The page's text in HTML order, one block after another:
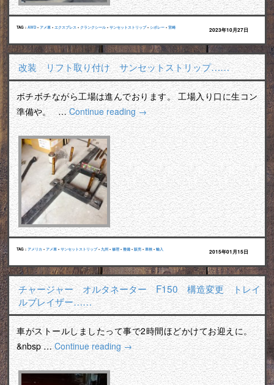
TAG : AWD • アメ車 • エクスプレス • クランクシール • サンセットストリップ• シボレー • 宮崎 2023年10月27日
改装 リフト取り付け サンセットストリップ……
ボチボチながら工場は進んでおります。 工場入り口に生コン
準備や。 …Continue reading→
TAG : アメリカ • アメ車 • サンセットストリップ• 九州 • 修理 • 整備 • 販売 • 車検 • 輸入 2015年01月15日
チャージャー オルタネーター F150 構造変更 トレイ
ルブレイザー……
車がストールしましたって事で2時間ほどかけてお迎えに。
&nbsp …Continue reading→